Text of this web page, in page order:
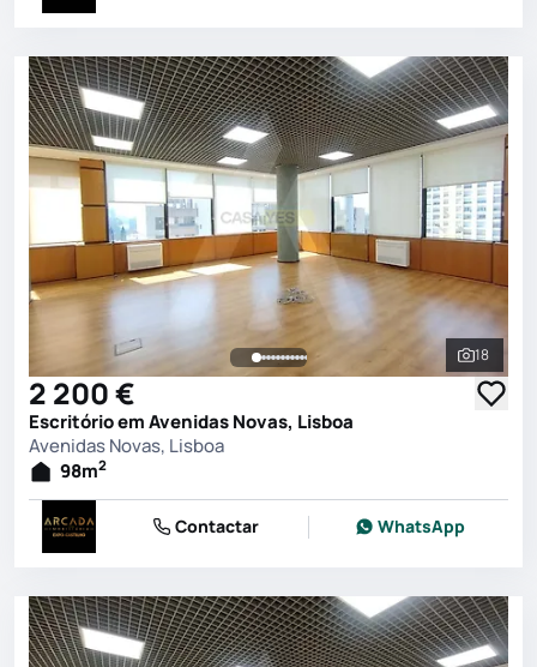
Ver
18
2 200 €
Escritório em Avenidas Novas, Lisboa
Avenidas Novas, Lisboa
98m2
Contactar WhatsApp